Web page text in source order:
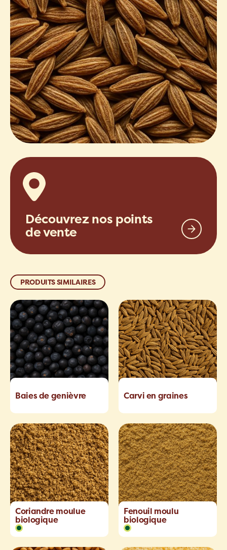
Découvrez nos points
de vente
PRODUITS SIMILAIRES
Baies de genièvre Carvi en graines
Coriandre moulue
biologique
Fenouil moulu
biologique